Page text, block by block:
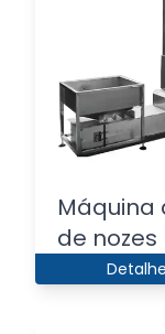
de nozes